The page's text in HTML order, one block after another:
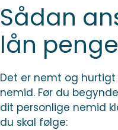
Sådan
lån
Det er nemt og
nemid. Før du
dit personlige nemid
du skal følge: